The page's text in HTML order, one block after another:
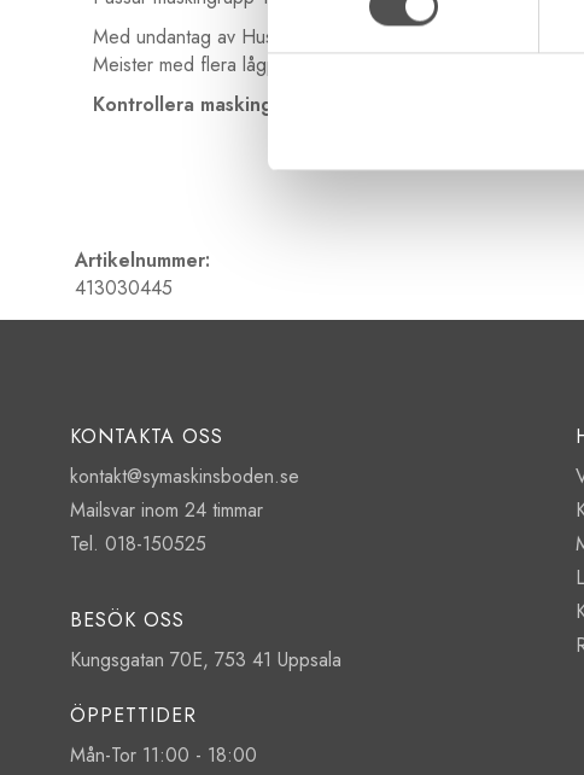
Med undantag av Husqvarna S215 och S225 av årsmodell
Meister med flera lågprismodeller.
Kontrollera maskingrupp>>
Artikelnummer:
413030445
KONTAKTA OSS
kontakt@symaskinsboden.se
Mailsvar inom 24 timmar
Tel. 018-150525
BESÖK OSS
Kungsgatan 70E, 753 41 Uppsala
ÖPPETTIDER
Mån-Tor 11:00 - 18:00